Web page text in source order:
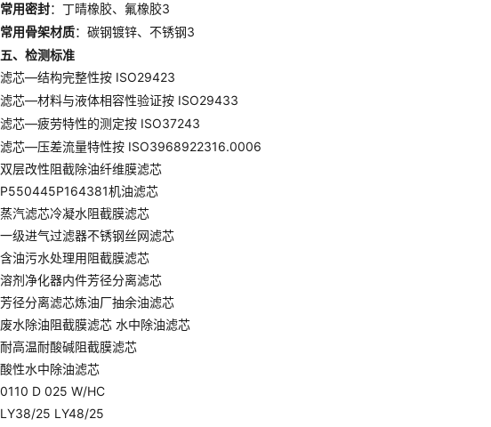
常用密封：丁晴橡胶、氟橡胶3
常用骨架材质：碳钢镀锌、不锈钢3
五、检测标准
滤芯—结构完整性按 ISO29423
滤芯—材料与液体相容性验证按 ISO29433
滤芯—疲劳特性的测定按 ISO37243
滤芯—压差流量特性按 ISO3968922316.0006
双层改性阻截除油纤维膜滤芯
P550445P164381机油滤芯
蒸汽滤芯冷凝水阻截膜滤芯
一级进气过滤器不锈钢丝网滤芯
含油污水处理用阻截膜滤芯
溶剂净化器内件芳径分离滤芯
芳径分离滤芯炼油厂抽余油滤芯
废水除油阻截膜滤芯 水中除油滤芯
耐高温耐酸碱阻截膜滤芯
酸性水中除油滤芯
0110 D 025 W/HC
LY38/25 LY48/25